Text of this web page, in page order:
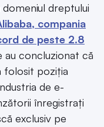
dreptului
compania
de peste 2.8
au concluzionat că
folosit poziția
de e-
înregistrați
exclusiv pe